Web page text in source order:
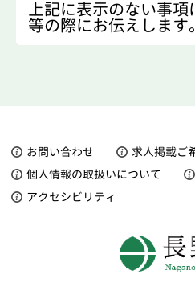
上記に表示のない事
等の際にお伝えします。
お問い合わせ
求人掲載ご
個人情報の取扱いについて
アクセシビリティ